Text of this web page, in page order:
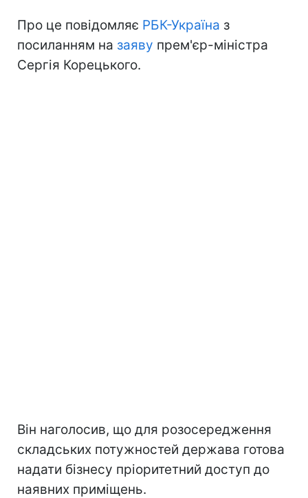
Про це повідомляє РБК-Україна з
посиланням на заяву прем'єр-міністра
Сергія Корецького.
Він наголосив, що для розосередження
складських потужностей держава готова
надати бізнесу пріоритетний доступ до
наявних приміщень.